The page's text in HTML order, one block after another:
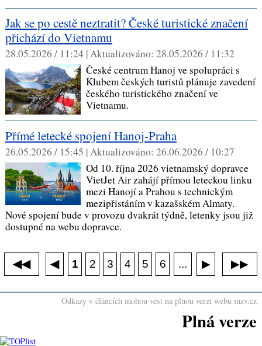
Jak se po cestě neztratit? České turistické značení
přichází do Vietnamu
28.05.2026 / 11:24 |Aktualizováno: 28.05.2026 / 11:32
České centrum Hanoj ve spolupráci s
Klubem českých turistů plánuje zavedení
českého turistického značení ve
Vietnamu.
Přímé letecké spojení Hanoj-Praha
26.05.2026 / 15:45 |Aktualizováno: 26.06.2026 / 10:27
Od 10. října 2026 vietnamský dopravce
VietJet Air zahájí přímou leteckou linku
mezi Hanojí a Prahou s technickým
mezipřistáním v kazašském Almaty.
Nové spojení bude v provozu dvakrát týdně, letenky jsou již
dostupné na webu dopravce.
◀◀ ◀ 1 2 3 4 5 6 ... ▶ ▶▶
Odkazy v článcích mohou vést na plnou verzi webu mzv.cz
Plná verze